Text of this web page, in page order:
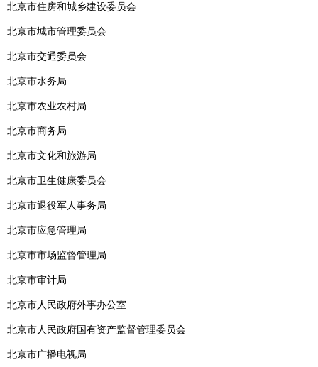
北京市住房和城乡建设委员会
北京市城市管理委员会
北京市交通委员会
北京市水务局
北京市农业农村局
北京市商务局
北京市文化和旅游局
北京市卫生健康委员会
北京市退役军人事务局
北京市应急管理局
北京市市场监督管理局
北京市审计局
北京市人民政府外事办公室
北京市人民政府国有资产监督管理委员会
北京市广播电视局